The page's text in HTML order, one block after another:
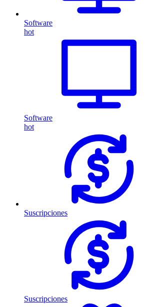
Software
hot
Software
hot
Suscripciones
Suscripciones